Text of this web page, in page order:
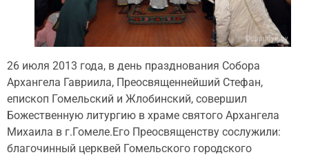
26 июля 2013 года, в день празднования Собора
Архангела Гавриила, Преосвященнейший Стефан,
епископ Гомельский и Жлобинский, совершил
Божественную литургию в храме святого Архангела
Михаила в г.Гомеле.Его Преосвященству сослужили:
благочинный церквей Гомельского городского